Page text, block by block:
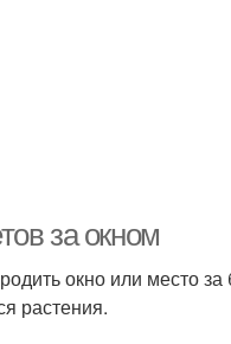
за окном
окно или место
растения.